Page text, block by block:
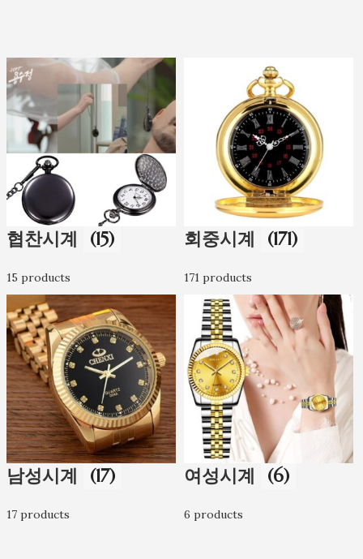
협찬시계 (15)
15 products
회중시계 (171)
171 products
남성시계 (17)
17 products
여성시계 (6)
6 products